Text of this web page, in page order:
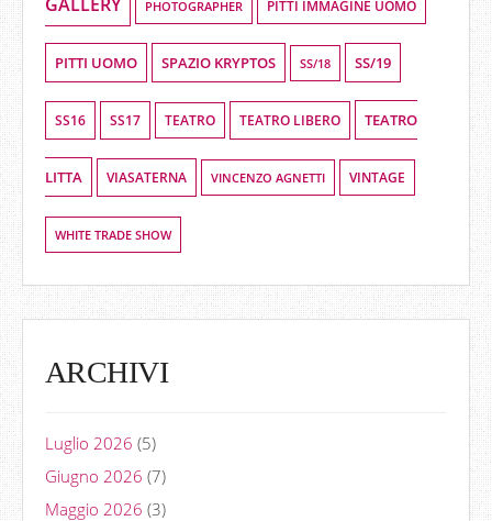
PHOTOGRAPHER PITTI IMMAGINE UOMO
PITTI UOMO SPAZIO KRYPTOS SS/18 SS/19
SS16 SS17 TEATRO TEATRO LIBERO TEATRO
LITTA VIASATERNA VINCENZO AGNETTI VINTAGE
WHITE TRADE SHOW
ARCHIVI
Luglio 2026 (5)
Giugno 2026 (7)
Maggio 2026 (3)